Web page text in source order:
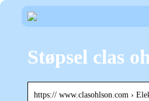
Støpsel clas
https:// www.clasohlson.com ›